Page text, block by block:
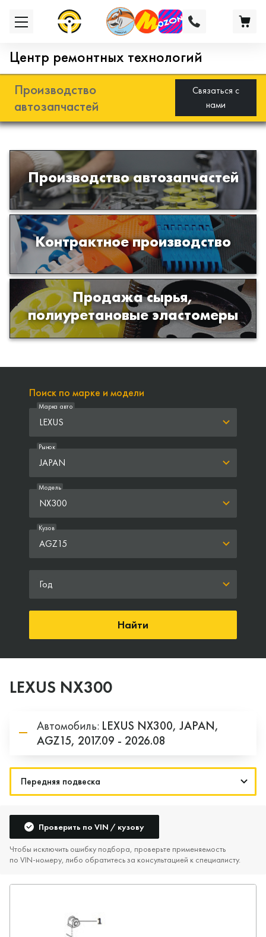
Центр ремонтных технологий
Производство
автозапчастей
Связаться с
нами
Производство автозапчастей
Разработка и производство деталей
из эластомеров для подвески
автомобиля
Контрактное производство
Производство изделий из пластиков
и полимеров по образцам либо
чертежам заказчика
Продажа сырья,
полиуретановые эластомеры
Продажа сырья для производства
изделий из полиуретана
Поиск по марке и модели
LEXUS
Марка авто
JAPAN
Рынок
NX300
Модель
AGZ15
Кузов
Год
Найти
LEXUS NX300
Автомобиль: LEXUS NX300, JAPAN,
AGZ15, 2017.09 - 2026.08
Проверить по VIN / кузову
Чтобы исключить ошибку подбора, проверьте применяемость
по VIN‑номеру, либо обратитесь за консультацией к специалисту.